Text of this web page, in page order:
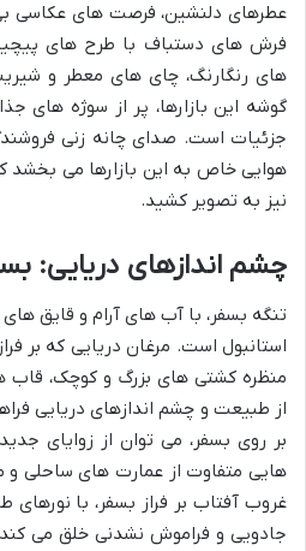
عطرهای دلنشین، فرصت های عکاسی بی
فرش های دستباف با طرح های
های رنگارنگ، چای های معطر و
گوشه این بازارها، پر از سوژه های
جزئیات است. صدای چانه زنی
هوایی خاص به این بازارها می
نیز به تصویر کشید.
چشم اندازهای دریایی:
تنگه بسفر، با آب های آرام و قایق های
استانبول است. مرغان دریایی که بر
منظره کشتی های بزرگ و کوچک، قاب
از طبیعت و چشم اندازهای دریایی
بر روی بسفر، می توان از زوایای
هایی متفاوت از عمارت های ساحلی
غروب آفتاب بر فراز بسفر، با نورهای
جادویی و فراموش نشدنی خلق می